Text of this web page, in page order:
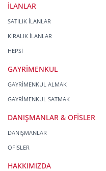
İLANLAR
SATILIK İLANLAR
KİRALIK İLANLAR
HEPSİ
GAYRİMENKUL
GAYRİMENKUL ALMAK
GAYRİMENKUL SATMAK
DANIŞMANLAR & OFİSLER
DANIŞMANLAR
OFİSLER
HAKKIMIZDA